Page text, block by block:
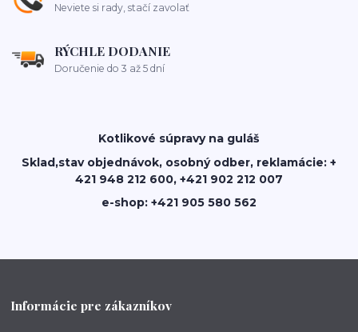
Neviete si rady, stačí zavolať
RÝCHLE DODANIE
Doručenie do 3 až 5 dní
Kotlikové súpravy na guláš
Sklad,stav objednávok, osobný odber, reklamácie: +
421 948 212 600, +421 902 212 007
e-shop: +421 905 580 562
Informácie pre zákazníkov